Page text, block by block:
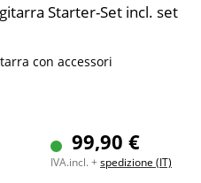
Starter-Set incl. set
con accessori
di ricambio e diapason
99,90 €
IVA.incl. +spedizione (IT)